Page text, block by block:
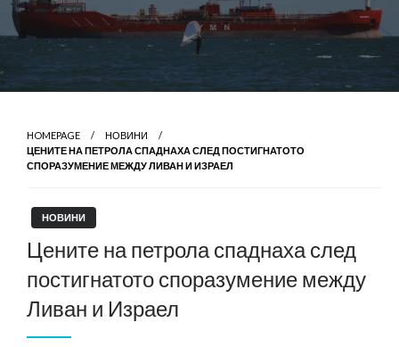
HOMEPAGE
НОВИНИ
ЦЕНИТЕ НА ПЕТРОЛА СПАДНАХА СЛЕД ПОСТИГНАТОТО
СПОРАЗУМЕНИЕ МЕЖДУ ЛИВАН И ИЗРАЕЛ
НОВИНИ
Цените на петрола спаднаха след
постигнатото споразумение между
Ливан и Израел